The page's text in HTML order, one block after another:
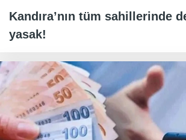
Kandıra’nın tüm sahillerinde
yasak!